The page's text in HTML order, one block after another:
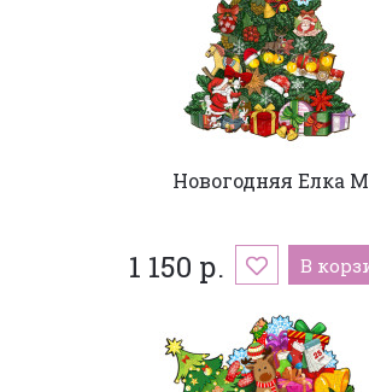
Новогодняя Елка M
1 150 р. В